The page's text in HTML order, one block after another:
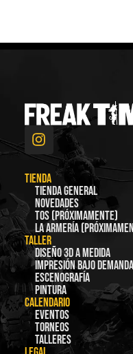
TIENDA
Tienda general
Novedades
TOS (Próximamente)
La Armería
TALLER
Diseño 3D a medida
Impresión bajo demanda
Escenografía
Pintura
CALENDARIO
Eventos
Torneos
Talleres